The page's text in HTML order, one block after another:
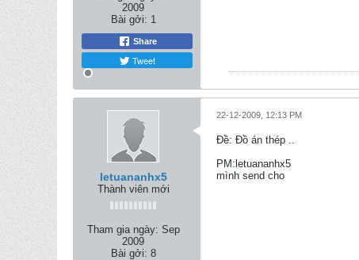
2009
Bài gởi: 1
Share
Tweet
letuananhx5
Thành viên mới
Tham gia ngày: Sep
2009
Bài gởi: 8
22-12-2009, 12:13 PM
Ðề: Đồ án thép ..
PM:letuananhx5
mình send cho